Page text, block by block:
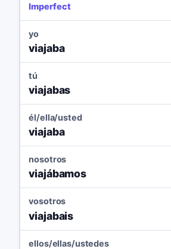
Imperfect
yo
viajaba
tú
viajabas
él/ella/usted
viajaba
nosotros
viajábamos
vosotros
viajabais
ellos/ellas/ustedes